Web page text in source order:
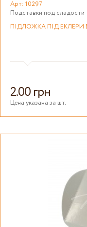
Арт: 10297
Подставки под сладости
ПІДЛОЖКА ПІД ЕКЛЕРИ
2.00 грн
Цена указана за шт.